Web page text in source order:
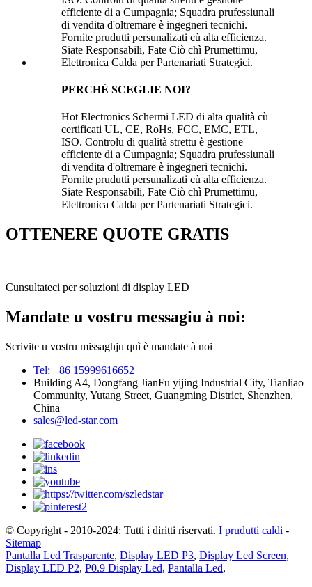
PERCHÈ SCEGLIE NOI?
Hot Electronics Schermi LED di alta qualità cù
certificati UL, CE, RoHs, FCC, EMC, ETL,
ISO. Controlu di qualità strettu è gestione
efficiente di a Cumpagnia; Squadra prufessiunali
di vendita d'oltremare è ingegneri tecnichi.
Fornite prudutti persunalizati cù alta efficienza.
Siate Responsabili, Fate Ciò chì Prumettimu,
Elettronica Calda per Partenariati Strategici.
OTTENERE QUOTE GRATIS
—
Cunsultateci per soluzioni di display LED
Mandate u vostru messagiu à noi:
Scrivite u vostru missaghju quì è mandate à noi
Tel: +86 15999616652
Building A4, Dongfang JianFu yijing Industrial City, Tianliao
Community, Yutang Street, Guangming District, Shenzhen,
China
sales@led-star.com
© Copyright - 2010-2024: Tutti i diritti riservati. I prudutti caldi -
Sitemap
Pantalla Led Trasparente, Display LED P3, Display Led Screen,
Display LED P2, P0.9 Display Led, Pantalla Led,